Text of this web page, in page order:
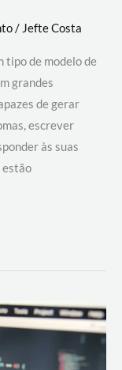
/ Jefte Costa
tipo de modelo de
grandes
de gerar
escrever
às suas
estão